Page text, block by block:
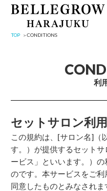
TOP CONDITIONS
利
セットサロン利
この規約は、[サロン名]（
す。）が提供するセット
ービス」といいます。）
のです。本サービスをご
同意したものとみなされ